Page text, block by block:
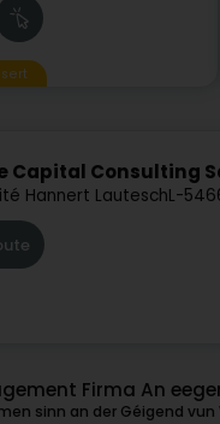
Capital Consulting
Hannert LauteschL-
Firma An
sinn an der Géigend